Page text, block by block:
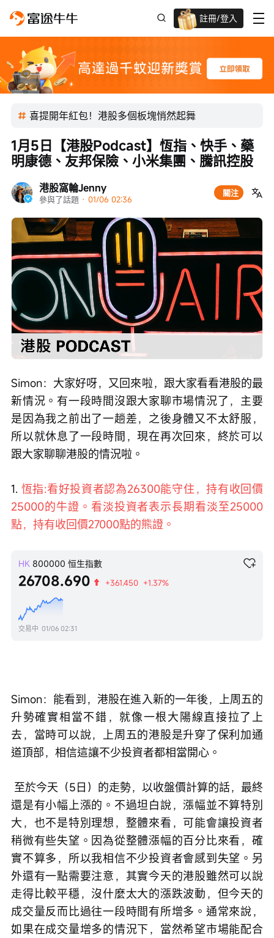
註冊/登入
迎新驚喜賞 股票/BTC等任你揀!
喜提開年紅包！港股多個板塊悄然起舞
港股窩輪Jenny
參與了話題 · 01/06 02:36
關注
1月5日【港股Podcast】恆指、快手、藥
明康德、友邦保險、小米集團、騰訊控股
取
消 /
Loaded:
0%
Progress:
0%
放
Simon：大家好呀，又回來啦，跟大家看看港股的最
新情況。有一段時間沒跟大家聊市場情況了，主要
是因為我之前出了一趟差，之後身體又不太舒服，
所以就休息了一段時間，現在再次回來，終於可以
跟大家聊聊港股的情況啦。
1. 恆指:看好投資者認為26300能守住，持有收回價
25000的牛證。看淡投資者表示長期看淡至25000
點，持有收回價27000點的熊證。
HK 800000 恒生指數
26708.690 +361.450 +1.37%
交易中 01/06 02:31
Simon：能看到，港股在進入新的一年後，上周五的
升勢確實相當不錯，就像一根大陽線直接拉了上
去，當時可以說，上周五的港股是升穿了保利加通
道頂部，相信這讓不少投資者都相當開心。
還是有小幅上漲的。不過坦白說，漲幅並不算特別
大，也不是特別理想，整體來看，可能會讓投資者
稍微有些失望。因為從整體漲幅的百分比來看，確
實不算多，所以我相信不少投資者會感到失望。另
外還有一點需要注意，其實今天的港股雖然可以說
走得比較平穩，沒什麼太大的漲跌波動，但今天的
成交量反而比過往一段時間有所增多。通常來說，
如果在成交量增多的情況下，當然希望市場能配合